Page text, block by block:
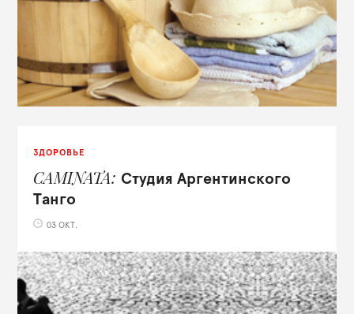
ЗДОРОВЬЕ
CAMINATA
Студия Аргентинского
Танго
03 ОКТ.